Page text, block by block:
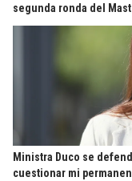
segunda ronda del
Ministra Duco se
cuestionar mi